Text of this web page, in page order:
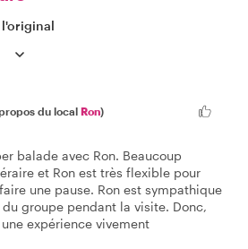
l'original
du local Ron)
balade avec Ron. Beaucoup
et Ron est très flexible pour
une pause. Ron est sympathique
groupe pendant la visite. Donc,
expérience vivement